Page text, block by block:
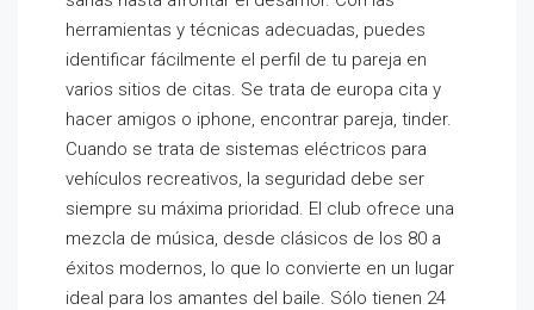
herramientas y técnicas adecuadas, puedes
identificar fácilmente el perfil de tu pareja en
varios sitios de citas. Se trata de europa cita y
hacer amigos o iphone, encontrar pareja, tinder.
Cuando se trata de sistemas eléctricos para
vehículos recreativos, la seguridad debe ser
siempre su máxima prioridad. El club ofrece una
mezcla de música, desde clásicos de los 80 a
éxitos modernos, lo que lo convierte en un lugar
ideal para los amantes del baile. Sólo tienen 24